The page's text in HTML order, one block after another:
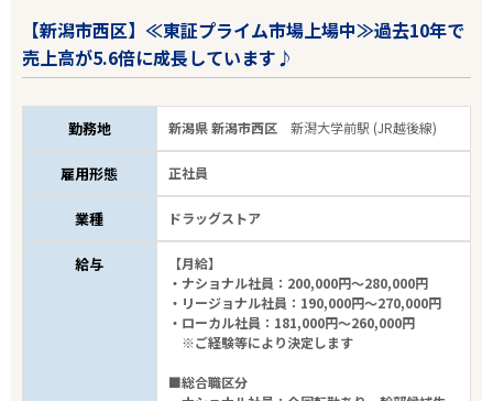
【新潟市西区】≪東証プライム市場上場中≫過去10年で
売上高が5.6倍に成長しています♪
勤務地 新潟県 新潟市西区新潟大学前駅 (JR越後線)
雇用形態 正社員
業種 ドラッグストア
給与
【月給】
・ナショナル社員：200,000円～280,000円
・リージョナル社員：190,000円～270,000円
・ローカル社員：181,000円～260,000円
※ご経験等により決定します
■総合職区分